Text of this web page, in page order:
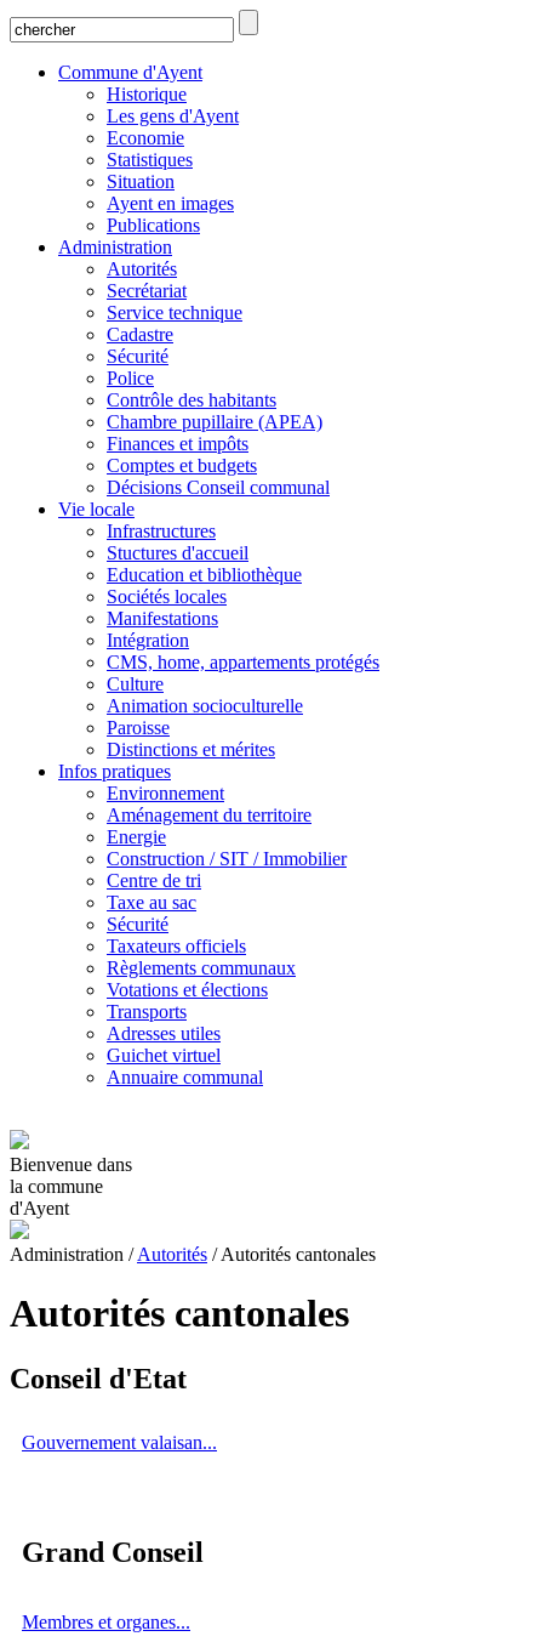
Commune d'Ayent
Historique
Les gens d'Ayent
Economie
Statistiques
Situation
Ayent en images
Publications
Administration
Autorités
Secrétariat
Service technique
Cadastre
Sécurité
Police
Contrôle des habitants
Chambre pupillaire (APEA)
Finances et impôts
Comptes et budgets
Décisions Conseil communal
Vie locale
Infrastructures
Stuctures d'accueil
Education et bibliothèque
Sociétés locales
Manifestations
Intégration
CMS, home, appartements protégés
Culture
Animation socioculturelle
Paroisse
Distinctions et mérites
Infos pratiques
Environnement
Aménagement du territoire
Energie
Construction / SIT / Immobilier
Centre de tri
Taxe au sac
Sécurité
Taxateurs officiels
Règlements communaux
Votations et élections
Transports
Adresses utiles
Guichet virtuel
Annuaire communal
Bienvenue dans
la commune
d'Ayent
Administration /Autorités /Autorités cantonales
Autorités cantonales
Conseil d'Etat
Gouvernement valaisan...
Grand Conseil
Membres et organes...